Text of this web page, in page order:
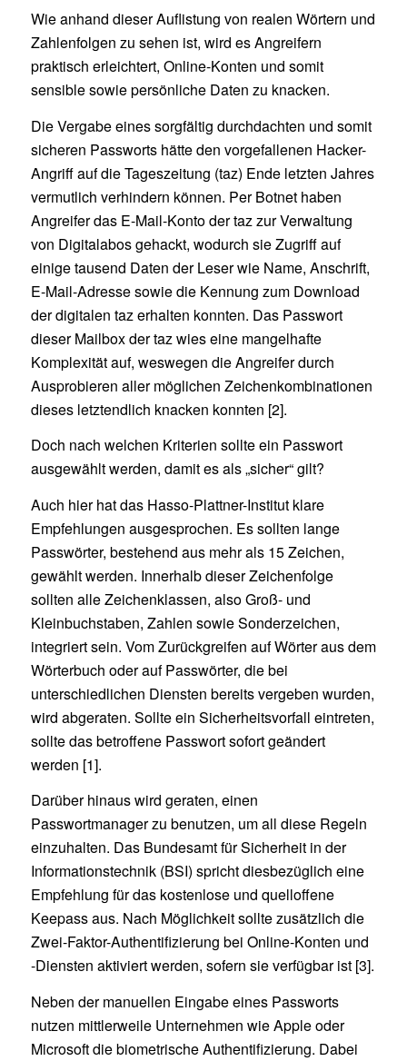
Wie anhand dieser Auflistung von realen Wörtern und
Zahlenfolgen zu sehen ist, wird es Angreifern
praktisch erleichtert, Online-Konten und somit
sensible sowie persönliche Daten zu knacken.
Die Vergabe eines sorgfältig durchdachten und somit
sicheren Passworts hätte den vorgefallenen Hacker-
Angriff auf die Tageszeitung (taz) Ende letzten Jahres
vermutlich verhindern können. Per Botnet haben
Angreifer das E-Mail-Konto der taz zur Verwaltung
von Digitalabos gehackt, wodurch sie Zugriff auf
einige tausend Daten der Leser wie Name, Anschrift,
E-Mail-Adresse sowie die Kennung zum Download
der digitalen taz erhalten konnten. Das Passwort
dieser Mailbox der taz wies eine mangelhafte
Komplexität auf, weswegen die Angreifer durch
Ausprobieren aller möglichen Zeichenkombinationen
dieses letztendlich knacken konnten [2].
Doch nach welchen Kriterien sollte ein Passwort
ausgewählt werden, damit es als „sicher“ gilt?
Auch hier hat das Hasso-Plattner-Institut klare
Empfehlungen ausgesprochen. Es sollten lange
Passwörter, bestehend aus mehr als 15 Zeichen,
gewählt werden. Innerhalb dieser Zeichenfolge
sollten alle Zeichenklassen, also Groß- und
Kleinbuchstaben, Zahlen sowie Sonderzeichen,
integriert sein. Vom Zurückgreifen auf Wörter aus dem
Wörterbuch oder auf Passwörter, die bei
unterschiedlichen Diensten bereits vergeben wurden,
wird abgeraten. Sollte ein Sicherheitsvorfall eintreten,
sollte das betroffene Passwort sofort geändert
werden [1].
Darüber hinaus wird geraten, einen
Passwortmanager zu benutzen, um all diese Regeln
einzuhalten. Das Bundesamt für Sicherheit in der
Informationstechnik (BSI) spricht diesbezüglich eine
Empfehlung für das kostenlose und quelloffene
Keepass aus. Nach Möglichkeit sollte zusätzlich die
Zwei-Faktor-Authentifizierung bei Online-Konten und
-Diensten aktiviert werden, sofern sie verfügbar ist [3].
Neben der manuellen Eingabe eines Passworts
nutzen mittlerweile Unternehmen wie Apple oder
Microsoft die biometrische Authentifizierung. Dabei